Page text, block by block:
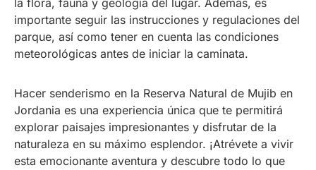
la flora, fauna y geología del lugar. Además, es
importante seguir las instrucciones y regulaciones del
parque, así como tener en cuenta las condiciones
meteorológicas antes de iniciar la caminata.
Hacer senderismo en la Reserva Natural de Mujib en
Jordania es una experiencia única que te permitirá
explorar paisajes impresionantes y disfrutar de la
naturaleza en su máximo esplendor. ¡Atrévete a vivir
esta emocionante aventura y descubre todo lo que